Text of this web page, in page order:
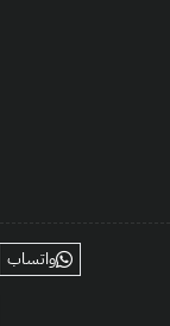
واتساب